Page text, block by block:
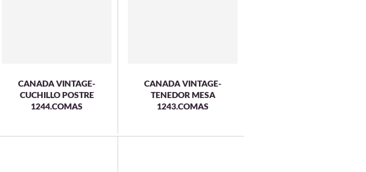
CANADA VINTAGE-
CUCHILLO POSTRE
1244.COMAS
CANADA VINTAGE-
TENEDOR MESA
1243.COMAS